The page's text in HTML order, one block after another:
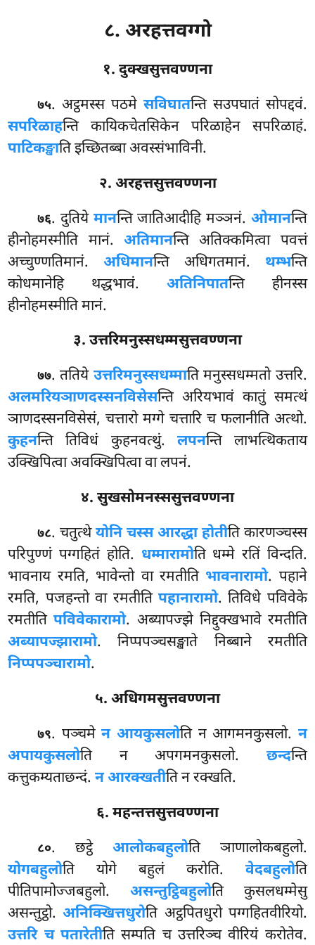
८. अरहत्तवग्गो
१. दुक्खसुत्तवण्णना
७५. अट्ठमस्स पठमे सविघातन्ति सउपघातं सोपद्दवं.
सपरिळाहन्ति कायिकचेतसिकेन परिळाहेन सपरिळाहं.
पाटिकङ्खाति इच्छितब्बा अवस्संभाविनी.
२. अरहत्तसुत्तवण्णना
७६. दुतिये मानन्ति जातिआदीहि मञ्ञनं. ओमानन्ति
हीनोहमस्मीति मानं. अतिमानन्ति अतिक्कमित्वा पवत्तं
अच्चुण्णतिमानं.अधिमानन्ति अधिगतमानं. थम्भन्ति
कोधमानेहि थद्धभावं. अतिनिपातन्ति हीनस्स
हीनोहमस्मीति मानं.
३. उत्तरिमनुस्सधम्मसुत्तवण्णना
७७. ततिये उत्तरिमनुस्सधम्माति मनुस्सधम्मतो उत्तरि.
अलमरियञाणदस्सनविसेसन्ति अरियभावं कातुं समत्थं
ञाणदस्सनविसेसं, चत्तारो मग्गे चत्तारि च फलानीति अत्थो.
कुहनन्ति तिविधं कुहनवत्थुं. लपनन्ति लाभत्थिकताय
उक्खिपित्वा अवक्खिपित्वा वा लपनं.
४. सुखसोमनस्ससुत्तवण्णना
७८. चतुत्थेयोनि चस्स आरद्धा होतीति कारणञ्चस्स
परिपुण्णं पग्गहितं होति. धम्मारामोति धम्मे रतिं विन्दति.
भावनाय रमति, भावेन्तो वा रमतीति भावनारामो. पहाने
रमति, पजहन्तो वा रमतीति पहानारामो. तिविधे पविवेके
रमतीतिपविवेकारामो. अब्यापज्झे निद्दुक्खभावे रमतीति
अब्यापज्झारामो. निप्पपञ्चसङ्खाते निब्बाने रमतीति
निप्पपञ्चारामो.
५. अधिगमसुत्तवण्णना
७९. पञ्चमेन आयकुसलोति न आगमनकुसलो. न
अपायकुसलोति न अपगमनकुसलो. छन्दन्ति
कत्तुकम्यताछन्दं.न आरक्खतीति न रक्खति.
६. महन्तत्तसुत्तवण्णना
८०. छट्ठे आलोकबहुलोति ञाणालोकबहुलो.
योगबहुलोति योगे बहुलं करोति. वेदबहुलोति
पीतिपामोज्जबहुलो. असन्तुट्ठिबहुलोति कुसलधम्मेसु
असन्तुट्ठो.अनिक्खित्तधुरोति अट्ठपितधुरो पग्गहितवीरियो.
उत्तरि च पतारेतीति सम्पति च उत्तरिञ्च वीरियं करोतेव.